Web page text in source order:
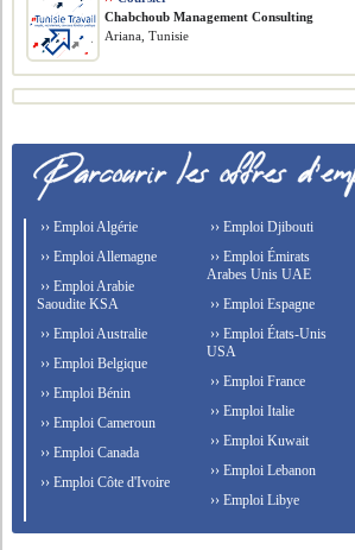
Chabchoub Management Consulting
Ariana, Tunisie
›› Emploi Algérie
›› Emploi Allemagne
›› Emploi Arabie
Saoudite KSA
›› Emploi Australie
›› Emploi Belgique
›› Emploi Bénin
›› Emploi Cameroun
›› Emploi Canada
›› Emploi Côte d'Ivoire
›› Emploi Djibouti
›› Emploi Émirats
Arabes Unis UAE
›› Emploi Espagne
›› Emploi États-Unis
USA
›› Emploi France
›› Emploi Italie
›› Emploi Kuwait
›› Emploi Lebanon
›› Emploi Libye